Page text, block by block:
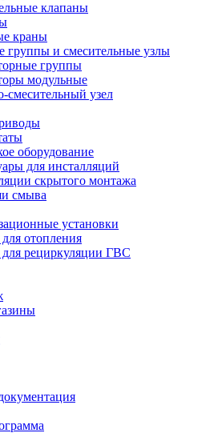
клапаны
краны
группы и смесительные узлы
группы
модульные
смесительный узел
оборудование
для инсталляций
скрытого монтажа
смыва
установки
отопления
рециркуляции ГВС